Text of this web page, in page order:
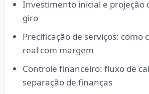
Investimento inicial e projeção
giro
Precificação de serviços: como
real com margem
Controle financeiro: fluxo de
separação de finanças